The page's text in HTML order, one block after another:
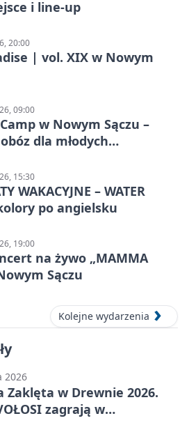
i line-up
20:00
| vol. XIX w Nowym
09:00
w Nowym Sączu –
dla młodych
15:30
WAKACYJNE – WATER
po angielsku
19:00
na żywo „MAMMA
Sączu
Kolejne wydarzenia
2026
Zaklęta w Drewnie 2026.
zagrają w